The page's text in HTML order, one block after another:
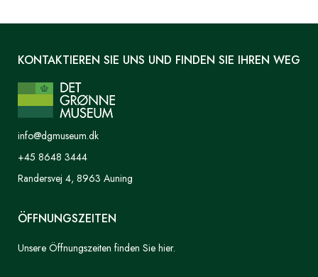
KONTAKTIEREN SIE UNS UND FINDEN SIE IHREN WEG
info@dgmuseum.dk
+45 8648 3444
Randersvej 4, 8963 Auning
ÖFFNUNGSZEITEN
Unsere Öffnungszeiten finden Sie hier.